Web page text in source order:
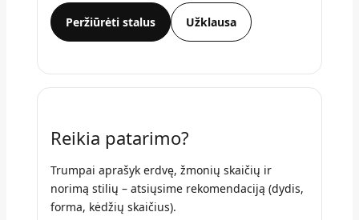
Peržiūrėti stalus Užklausa
Reikia patarimo?
Trumpai aprašyk erdvę, žmonių skaičių ir
norimą stilių – atsiųsime rekomendaciją (dydis,
forma, kėdžių skaičius).